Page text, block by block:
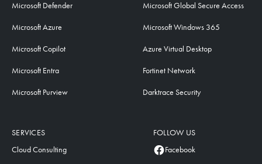
SERVICES
Cloud Consulting
Microsoft Defender
Microsoft Azure
Microsoft Copilot
Microsoft Entra
Microsoft Purview
Microsoft Global Secure Access
Microsoft Windows 365
Azure Virtual Desktop
Fortinet Network
Darktrace Security
FOLLOW US
Facebook